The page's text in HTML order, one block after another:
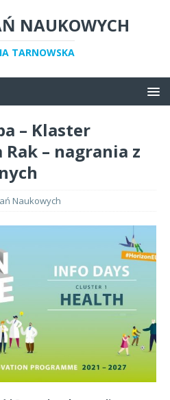
NAUKOWYCH
TARNOWSKA
– Klaster
– nagrania z
Naukowych